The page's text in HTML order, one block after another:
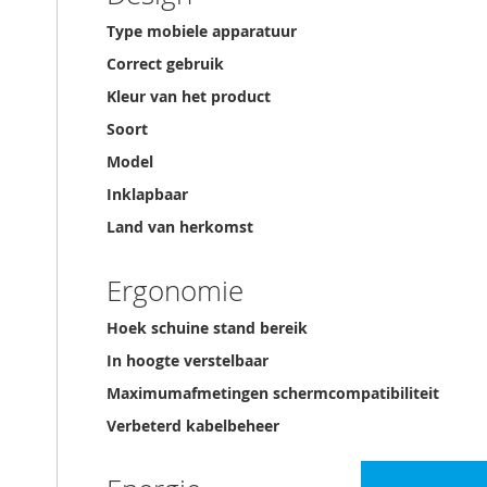
Type mobiele apparatuur
Correct gebruik
Kleur van het product
Soort
Model
Inklapbaar
Land van herkomst
Ergonomie
Hoek schuine stand bereik
In hoogte verstelbaar
Maximumafmetingen schermcompatibiliteit
Verbeterd kabelbeheer